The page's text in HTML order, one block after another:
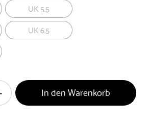
UK 5.5
UK 6.5
In den Warenkorb